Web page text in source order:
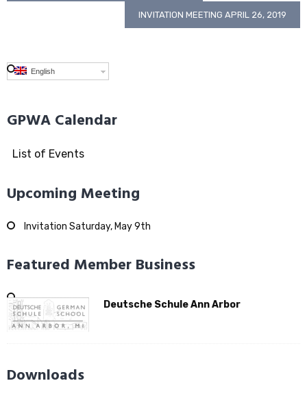
INVITATION MEETING APRIL 26, 2019
English
GPWA Calendar
List of Events
Upcoming Meeting
Invitation Saturday, May 9th
Featured Member Business
Deutsche Schule Ann Arbor
Downloads